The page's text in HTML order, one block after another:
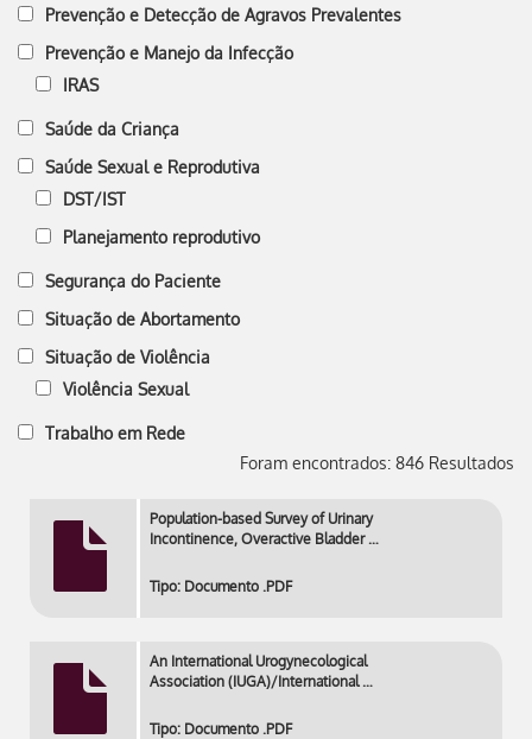
Prevenção e Detecção de Agravos Prevalentes
Prevenção e Manejo da Infecção
IRAS
Saúde da Criança
Saúde Sexual e Reprodutiva
DST/IST
Planejamento reprodutivo
Segurança do Paciente
Situação de Abortamento
Situação de Violência
Violência Sexual
Trabalho em Rede
Foram encontrados: 846 Resultados
Population-based Survey of Urinary
Incontinence, Overactive Bladder …
Tipo: Documento .PDF
An International Urogynecological
Association (IUGA)/International …
Tipo: Documento .PDF